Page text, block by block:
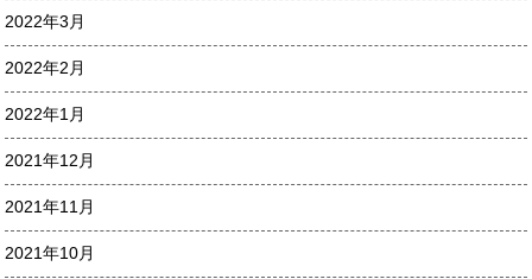
2022年3月
2022年2月
2022年1月
2021年12月
2021年11月
2021年10月